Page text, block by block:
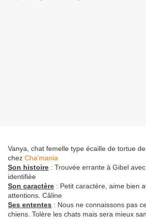
Vanya, chat femelle type écaille de tortue
chez Cha'mania
Son histoire : Trouvée errante à Gibel
identifiée
Son caractère : Petit caractère, aime bien
attentions. Câline
Ses ententes : Nous ne connaissons pas
chiens. Tolère les chats mais sera mieux